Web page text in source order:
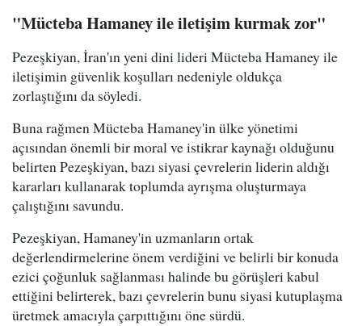
"Mücteba Hamaney ile iletişim kurmak zor"
Pezeşkiyan, İran'ın yeni dini lideri Mücteba Hamaney ile
iletişimin güvenlik koşulları nedeniyle oldukça
zorlaştığını da söyledi.
Buna rağmen Mücteba Hamaney'in ülke yönetimi
açısından önemli bir moral ve istikrar kaynağı olduğunu
belirten Pezeşkiyan, bazı siyasi çevrelerin liderin aldığı
kararları kullanarak toplumda ayrışma oluşturmaya
çalıştığını savundu.
Pezeşkiyan, Hamaney'in uzmanların ortak
değerlendirmelerine önem verdiğini ve belirli bir konuda
ezici çoğunluk sağlanması halinde bu görüşleri kabul
ettiğini belirterek, bazı çevrelerin bunu siyasi kutuplaşma
üretmek amacıyla çarpıttığını öne sürdü.